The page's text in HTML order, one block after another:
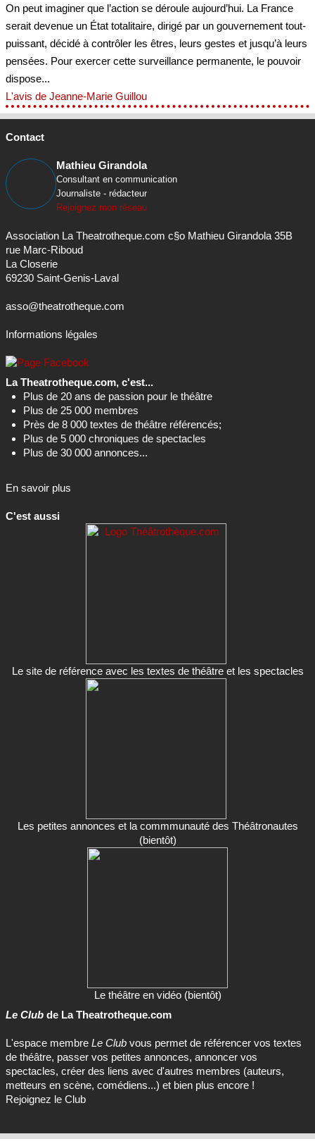
On peut imaginer que l’action se déroule aujourd’hui. La France
serait devenue un État totalitaire, dirigé par un gouvernement tout-
puissant, décidé à contrôler les êtres, leurs gestes et jusqu’à leurs
pensées. Pour exercer cette surveillance permanente, le pouvoir
dispose...
L'avis de Jeanne-Marie Guillou
Contact
Mathieu Girandola
Consultant en communication
Journaliste - rédacteur
Rejoignez mon réseau
Association La Theatrotheque.com c§o Mathieu Girandola 35B
rue Marc-Riboud
La Closerie
69230 Saint-Genis-Laval
asso@theatrotheque.com
Informations légales
La Theatrotheque.com, c'est...
Plus de 20 ans de passion pour le théâtre
Plus de 25 000 membres
Près de 8 000 textes de théâtre référencés;
Plus de 5 000 chroniques de spectacles
Plus de 30 000 annonces...
En savoir plus
C'est aussi
Le site de référence avec les textes de théâtre et les spectacles
Les petites annonces et la commmunauté des Théâtronautes
(bientôt)
Le théâtre en vidéo (bientôt)
Le Club de La Theatrotheque.com
L'espace membre Le Club vous permet de référencer vos textes
de théâtre, passer vos petites annonces, annoncer vos
spectacles, créer des liens avec d'autres membres (auteurs,
metteurs en scène, comédiens...) et bien plus encore !
Rejoignez le Club